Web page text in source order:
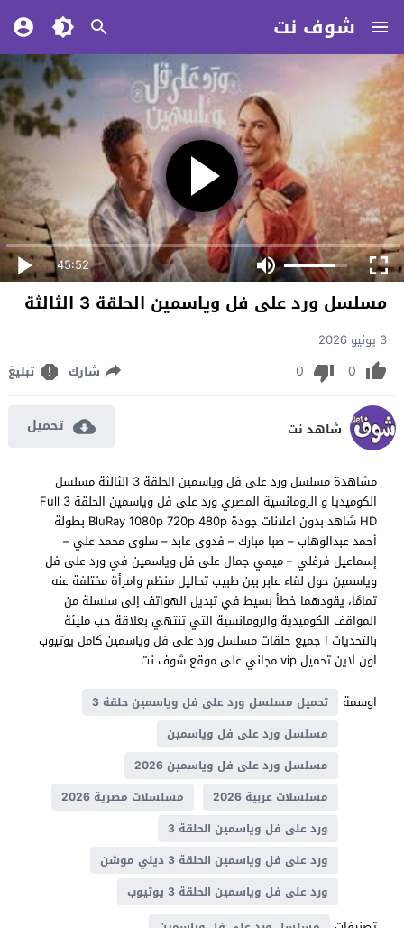
شوف نت
45:52
مسلسل ورد على فل وياسمين الحلقة 3 الثالثة
3 يونيو 2026
0
0 شارك تبليغ
شاهد نت تحميل
مشاهدة مسلسل ورد على فل وياسمين الحلقة 3 الثالثة مسلسل
الكوميديا و الرومانسية المصري ورد على فل وياسمين الحلقة 3 Full
HD شاهد بدون اعلانات جودة BluRay 1080p 720p 480p بطولة
أحمد عبدالوهاب – صبا مبارك – فدوى عابد – سلوى محمد علي –
إسماعيل فرغلي – ميمي جمال على فل وياسمين في ورد على فل
وياسمين حول لقاء عابر بين طبيب تحاليل منظم وامرأة مختلفة عنه
تمامًا، يقودهما خطأ بسيط في تبديل الهواتف إلى سلسلة من
المواقف الكوميدية والرومانسية التي تنتهي بعلاقة حب مليئة
بالتحديات ! جميع حلقات مسلسل ورد على فل وياسمين كامل يوتيوب
اون لاين تحميل vip مجاني على موقع شوف نت
اوسمة
تحميل مسلسل ورد على فل وياسمين حلقة 3
مسلسل ورد على فل وياسمين
مسلسل ورد على فل وياسمين 2026
مسلسلات عربية 2026
مسلسلات مصرية 2026
ورد على فل وياسمين الحلقة 3
ورد على فل وياسمين الحلقة 3 ديلي موشن
ورد على فل وياسمين الحلقة 3 يوتيوب